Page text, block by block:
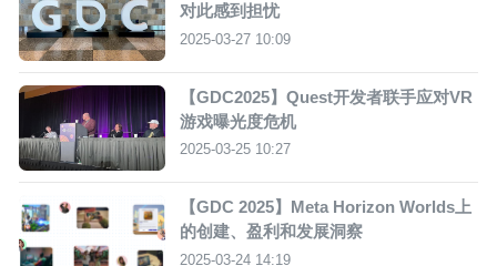
对此感到担忧
2025-03-27 10:09
【GDC2025】Quest开发者联手应对VR
游戏曝光度危机
2025-03-25 10:27
【GDC 2025】Meta Horizon Worlds上
的创建、盈利和发展洞察
2025-03-24 14:19